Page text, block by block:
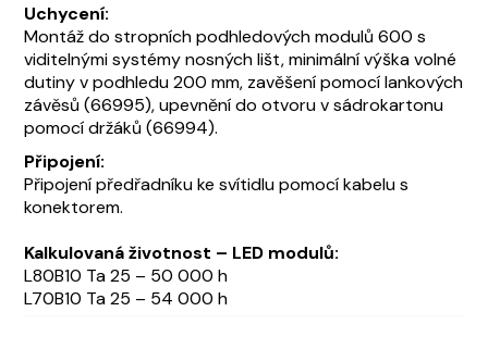
Uchycení:
Montáž do stropních podhledových modulů 600 s
viditelnými systémy nosných lišt, minimální výška volné
dutiny v podhledu 200 mm, zavěšení pomocí lankových
závěsů (66995), upevnění do otvoru v sádrokartonu
pomocí držáků (66994).
Připojení:
Připojení předřadníku ke svítidlu pomocí kabelu s
konektorem.
Kalkulovaná životnost – LED modulů:
L80B10 Ta 25 – 50 000 h
L70B10 Ta 25 – 54 000 h